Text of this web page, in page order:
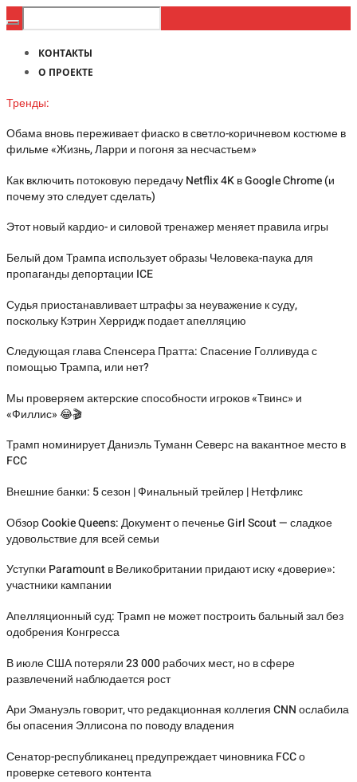
КОНТАКТЫ
О ПРОЕКТЕ
Тренды:
Обама вновь переживает фиаско в светло-коричневом костюме в
фильме «Жизнь, Ларри и погоня за несчастьем»
Как включить потоковую передачу Netflix 4K в Google Chrome (и
почему это следует сделать)
Этот новый кардио- и силовой тренажер меняет правила игры
Белый дом Трампа использует образы Человека-паука для
пропаганды депортации ICE
Судья приостанавливает штрафы за неуважение к суду,
поскольку Кэтрин Херридж подает апелляцию
Следующая глава Спенсера Пратта: Спасение Голливуда с
помощью Трампа, или нет?
Мы проверяем актерские способности игроков «Твинс» и
«Филлис» 😂🎬
Трамп номинирует Даниэль Туманн Северс на вакантное место в
FCC
Внешние банки: 5 сезон | Финальный трейлер | Нетфликс
Обзор Cookie Queens: Документ о печенье Girl Scout — сладкое
удовольствие для всей семьи
Уступки Paramount в Великобритании придают иску «доверие»:
участники кампании
Апелляционный суд: Трамп не может построить бальный зал без
одобрения Конгресса
В июле США потеряли 23 000 рабочих мест, но в сфере
развлечений наблюдается рост
Ари Эмануэль говорит, что редакционная коллегия CNN ослабила
бы опасения Эллисона по поводу владения
Сенатор-республиканец предупреждает чиновника FCC о
проверке сетевого контента